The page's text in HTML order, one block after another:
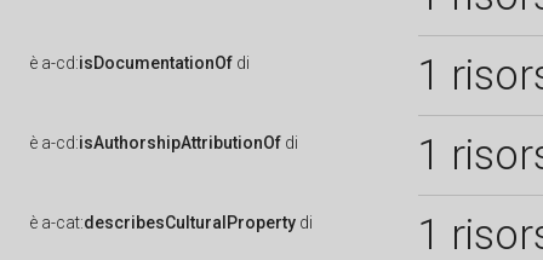
è a-cd:isDocumentationOf di 1
è a-cd:isAuthorshipAttributionOf di 1
è a-cat:describesCulturalProperty di 1